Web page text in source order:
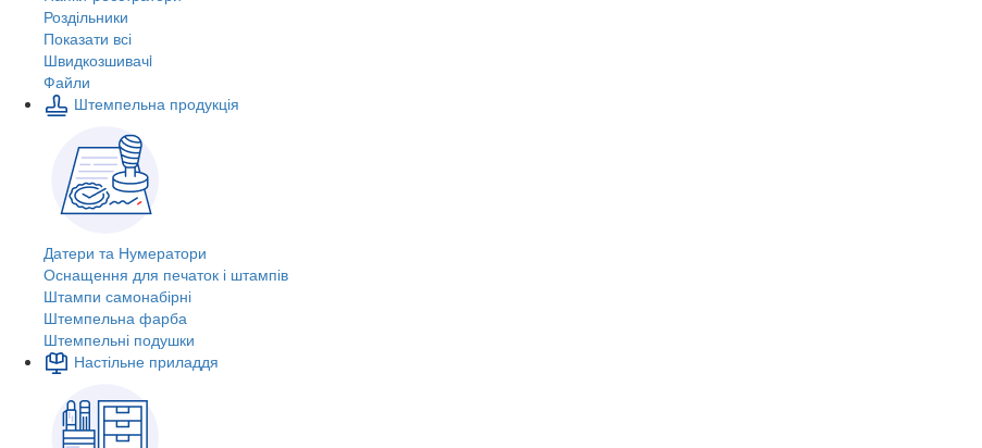
Роздільники
Показати всі
Швидкозшивачi
Файли
Штемпельна продукція
Датери та Нумератори
Оснащення для печаток і штампів
Штампи самонабірні
Штемпельна фарба
Штемпельні подушки
Настільне приладдя